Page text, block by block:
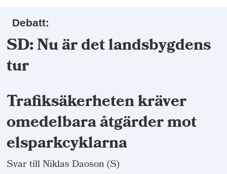
Debatt:
SD: Nu är det landsbygdens
tur
Trafiksäkerheten kräver
omedelbara åtgärder mot
elsparkcyklarna
Svar till Niklas Daoson (S)